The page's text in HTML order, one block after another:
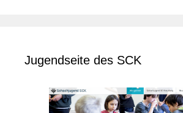
Jugendseite des SCK